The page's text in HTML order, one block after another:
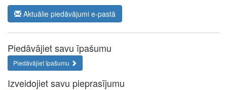
Aktuālie piedāvājumi e-pastā
Piedāvājiet savu īpašumu
Piedāvājiet īpašumu
Izveidojiet savu pieprasījumu